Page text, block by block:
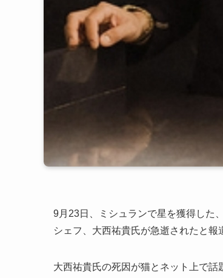
9月23日、ミシュランで星を獲得した
シェフ、大西祐貴氏が急逝されたと報
大西祐貴氏の死因が猫とネット上で